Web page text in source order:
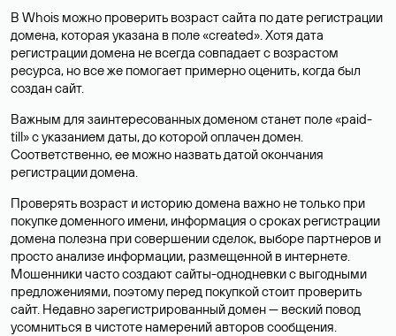
В Whois можно проверить возраст сайта по дате регистрации
домена, которая указана в поле «created». Хотя дата
регистрации домена не всегда совпадает с возрастом
ресурса, но все же помогает примерно оценить, когда был
создан сайт.
Важным для заинтересованных доменом станет поле «paid-
till» с указанием даты, до которой оплачен домен.
Соответственно, ее можно назвать датой окончания
регистрации домена.
Проверять возраст и историю домена важно не только при
покупке доменного имени, информация о сроках регистрации
домена полезна при совершении сделок, выборе партнеров и
просто анализе информации, размещенной в интернете.
Мошенники часто создают сайты-однодневки с выгодными
предложениями, поэтому перед покупкой стоит проверить
сайт. Недавно зарегистрированный домен — веский повод
усомниться в чистоте намерений авторов сообщения.